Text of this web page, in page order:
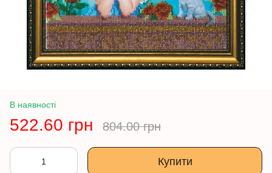
В наявності
522.60 грн 804.00 грн
Купити